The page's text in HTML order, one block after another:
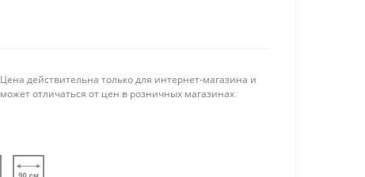
Цена действительна только для интернет-магазина и
может отличаться от цен в розничных магазинах